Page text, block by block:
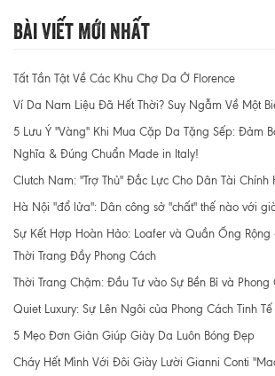
Bài Viết Mới Nhất
Tất Tần Tật Về Các Khu Chợ Da Ở Florence
Ví Da Nam Liệu Đã Hết Thời? Suy Ngẫm Về Một
5 Lưu Ý "Vàng" Khi Mua Cặp Da Tặng Sếp: Đảm
Nghĩa & Đúng Chuẩn Made in Italy!
Clutch Nam: "Trợ Thủ" Đắc Lực Cho Dân Tài Chính
Hà Nội "đổ lửa": Dân công sở "chất" thế nào với
Sự Kết Hợp Hoàn Hảo: Loafer và Quần Ống
Thời Trang Đầy Phong Cách
Thời Trang Chậm: Đầu Tư vào Sự Bền Bỉ và
Quiet Luxury: Sự Lên Ngôi của Phong Cách Tinh Tế
5 Mẹo Đơn Giản Giúp Giày Da Luôn Bóng Đẹp
Cháy Hết Mình Với Đôi Giày Lười Gianni Conti